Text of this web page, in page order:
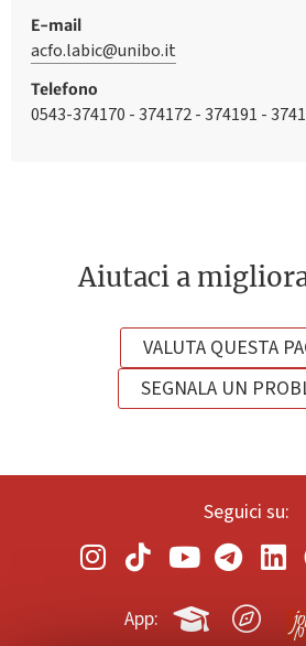
E-mail
acfo.labic@unibo.it
Telefono
0543-374170 - 374172 - 374191 -
Aiutaci a
VALUTA QUESTA
SEGNALA UN
Seguici su:
App: